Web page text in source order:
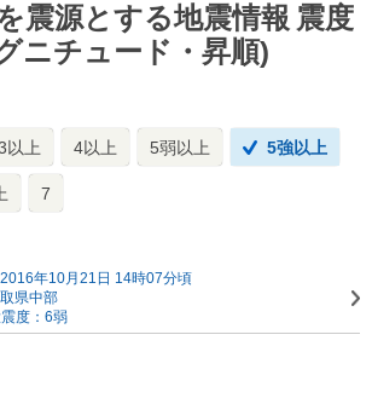
震源とする地震情報 震度
ニチュード・昇順)
以上 4以上 5弱以上 5強以上
7
年10月21日 14時07分頃
県中部
度：6弱